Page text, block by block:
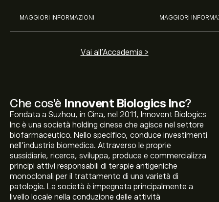
Che cos'è Innovent Biologics Inc?
Fondata a Suzhou, in Cina, nel 2011, Innovent Biologics
Inc è una società holding cinese che agisce nel settore
biofarmaceutico. Nello specifico, conduce investimenti
nell’industria biomedica. Attraverso le proprie
sussidiarie, ricerca, sviluppa, produce e commercializza
principi attivi responsabili di terapie antigeniche
monoclonali per il trattamento di una varietà di
patologie. La società è impegnata principalmente a
livello locale nella conduzione delle attività
MAGGIORI INFORMAZIONI MAGGIORI
Vai all'Accademia >